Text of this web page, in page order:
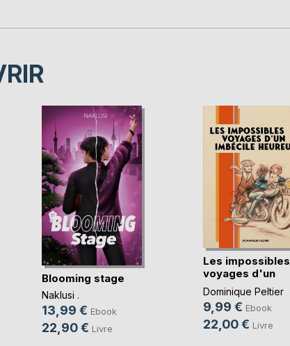
Blooming stage
Naklusi .
13,99 € Ebook
22,90 € Livre
Les impossibles
voyages d'un
imbéc(...)
Dominique Peltier
9,99 € Ebook
22,00 € Livre